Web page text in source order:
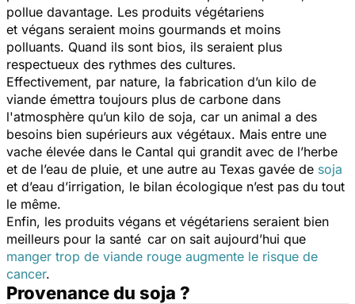
pollue davantage. Les produits végétariens
et végans seraient moins gourmands et moins
polluants. Quand ils sont bios, ils seraient plus
respectueux des rythmes des cultures.
Effectivement, par nature, la fabrication d’un kilo de
viande émettra toujours plus de carbone dans
l'atmosphère qu’un kilo de soja, car un animal a des
besoins bien supérieurs aux végétaux. Mais entre une
vache élevée dans le Cantal qui grandit avec de l’herbe
et de l’eau de pluie, et une autre au Texas gavée de soja
et d’eau d’irrigation, le bilan écologique n’est pas du tout
le même.
Enfin, les produits végans et végétariens seraient bien
meilleurs pour la santé car on sait aujourd’hui que
manger trop de viande rouge augmente le risque de
cancer.
Provenance du soja ?